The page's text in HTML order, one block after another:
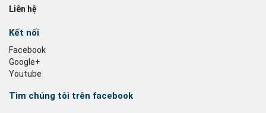
Liên hệ
Kết nối
Facebook
Google+
Youtube
Tìm chúng tôi trên facebook